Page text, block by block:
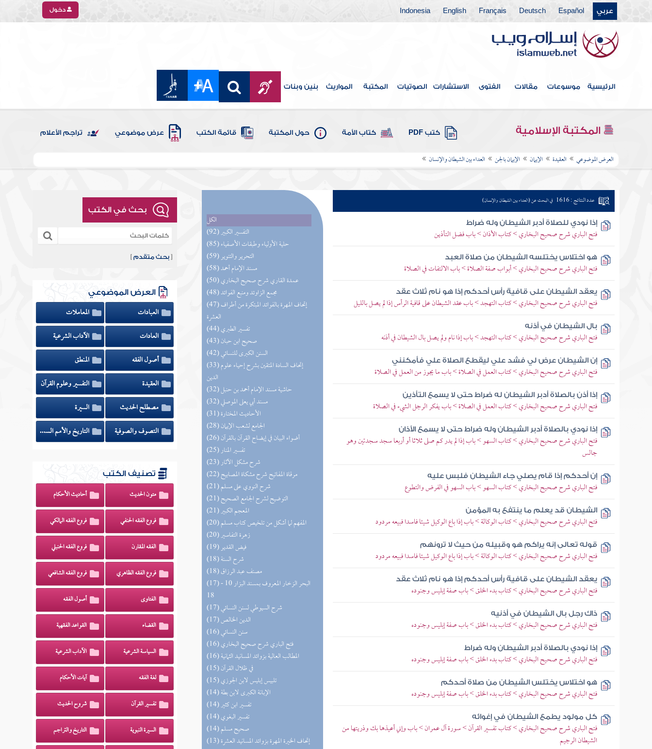
عربي Español
Deutsch
Français
English
Indonesia دخول
الرئيسية موسوعات مقالات الفتوى الاستشارات الصوتيات المكتبة المواريث بنين وبنات
المكتبة الإسلامية كتب PDF كتاب الأمة حول المكتبة قائمة الكتب عرض موضوعي تراجم الأعلام
العرض الموضوعي العقيدة الإيمان الإيمان بالجن العداء بين الشيطان والإنسان
الكل
(92) التفسير الكبير
(85) حلية الأولياء وطبقات الأصفياء
(59) التحرير والتنوير
(58) مسند الإمام أحمد
(50) عمدة القاري شرح صحيح البخاري
(48) مجمع الزاوئد ومنبع الفوائد
(47) إتحاف المهرة بالفوائد المبتكرة من أطراف
العشرة
(44) تفسير الطبري
(43) صحيح ابن حبان
(42) السنن الكبرى للنسائي
(33) إتحاف السادة المتقين بشرح إحياء علوم
الدين
(32) حاشية مسند الإمام أحمد بن حنبل
(32) مسند أبي يعلى الموصلي
(31) الأحاديث المختارة
(28) الجامع لشعب الإيمان
(26) أضواء البيان في إيضاح القرآن بالقرآن
(25) تفسير المنار
(23) شرح مشكل الآثار
(22) مرقاة المفاتيح شرح مشكاة المصابيح
(21) شرح النووي على مسلم
(21) التوضيح لشرح الجامع الصحيح
(21) المعجم الكبير
(20) المفهم لما أشكل من تلخيص كتاب مسلم
(20) زهرة التفاسير
(19) فيض القدير
(18) شرح السنة
(18) مصنف عبد الرزاق
(17) البحر الزخار المعروف بمسند البزار 10 -
18
(17) شرح السيوطي لسنن النسائي
(17) الدين الخالص
(16) سنن النسائي
(16) فتح الباري شرح صحيح البخاري
(16) المطالب العالية بزوائد المسانيد الثمانية
(15) في ظلال القرآن
(15) تلبيس إبليس لابن الجوزي
(14) الإبانة الكبرى لابن بطة
(14) تفسير ابن كثير
(14) تفسير البغوي
(14) صحيح مسلم
(13) إتحاف الخيرة المهرة بزوائد المسانيد العشرة
عدد النتائج : 1616 في البحث عن (العداء بين الشيطان والإنسان)
إذا نودي للصلاة أدبر الشيطان وله ضراط
فتح الباري شرح صحيح البخاري > كتاب الأذان > باب فضل التأذين
هو اختلاس يختلسه الشيطان من صلاة العبد
فتح الباري شرح صحيح البخاري > أبواب صفة الصلاة > باب الالتفات في الصلاة
يعقد الشيطان على قافية رأس أحدكم إذا هو نام ثلاث عقد
فتح الباري شرح صحيح البخاري > كتاب التهجد > باب عقد الشيطان على قافية الرأس إذا لم يصل بالليل
بال الشيطان في أذنه
فتح الباري شرح صحيح البخاري > كتاب التهجد > باب إذا نام ولم يصل بال الشيطان في أذنه
إن الشيطان عرض لي فشد علي ليقطع الصلاة علي فأمكنني
فتح الباري شرح صحيح البخاري > كتاب العمل في الصلاة > باب ما يجوز من العمل في الصلاة
إذا أذن بالصلاة أدبر الشيطان له ضراط حتى لا يسمع التأذين
فتح الباري شرح صحيح البخاري > كتاب العمل في الصلاة > باب يفكر الرجل الشيء في الصلاة
إذا نودي بالصلاة أدبر الشيطان وله ضراط حتى لا يسمع الأذان
فتح الباري شرح صحيح البخاري > كتاب السهو > باب إذا لم يدر كم صلى ثلاثا أو أربعا سجد سجدتين وهو
جالس
إن أحدكم إذا قام يصلي جاء الشيطان فلبس عليه
فتح الباري شرح صحيح البخاري > كتاب السهو > باب السهو في الفرض والتطوع
الشيطان قد يعلم ما ينتفع به المؤمن
فتح الباري شرح صحيح البخاري > كتاب الوكالة > باب إذا باع الوكيل شيئا فاسدا فبيعه مردود
قوله تعالى إنه يراكم هو وقبيله من حيث لا ترونهم
فتح الباري شرح صحيح البخاري > كتاب الوكالة > باب إذا باع الوكيل شيئا فاسدا فبيعه مردود
يعقد الشيطان على قافية رأس أحدكم إذا هو نام ثلاث عقد
فتح الباري شرح صحيح البخاري > كتاب بدء الخلق > باب صفة إبليس وجنوده
ذاك رجل بال الشيطان في أذنيه
فتح الباري شرح صحيح البخاري > كتاب بدء الخلق > باب صفة إبليس وجنوده
إذا نودي بالصلاة أدبر الشيطان وله ضراط
فتح الباري شرح صحيح البخاري > كتاب بدء الخلق > باب صفة إبليس وجنوده
هو اختلاس يختلس الشيطان من صلاة أحدكم
فتح الباري شرح صحيح البخاري > كتاب بدء الخلق > باب صفة إبليس وجنوده
كل مولود يطمع الشيطان في إغوائه
فتح الباري شرح صحيح البخاري > كتاب تفسير القرآن > سورة آل عمران > باب وإني أعيذها بك وذريتها من
الشيطان الرجيم
بحث في الكتب
[بحث متقدم ]
العرض الموضوعي
العبادات
المعاملات
العادات
الآداب الشرعية
أصول الفقه
المنطق
العقيدة
التفسير وعلوم القرآن
مصطلح الحديث
السيرة
التصوف والصوفية
التاريخ والأمم السابقة
تصنيف الكتب
متون الحديث أحاديث الأحكام
فروع الفقه الحنفي فروع الفقه المالكي
الفقه المقارن فروع الفقه الحنبلي
فروع الفقه الظاهري فروع الفقه الشافعي
الفتاوى أصول الفقه
القضاء القواعد الفقهية
السياسة الشرعية الآداب الشرعية
لغة الفقه آيات الأحكام
تفسير القرآن شروح الحديث
السيرة النبوية التاريخ والتراجم